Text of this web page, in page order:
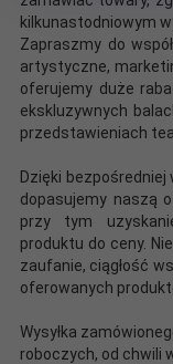
kilkunastodniowym
Zapraszmy do
artystyczne,
oferujemy duże
ekskluzywnych
przedstawieniach
Dzięki
dopasujemy naszą
przy tym
produktu do ceny.
zaufanie, ciągłość
oferowanych
Wysyłka
roboczych, od chwili